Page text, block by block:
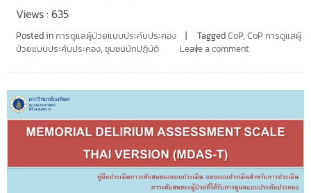
Views : 635
Posted inการดูแลผู้ป่วยแบบประคับประคอง TaggedCoP, CoP การดูแลผู้
ป่วยแบบประคับประคอง, ชุมชนนักปฏิบัติ Leave a comment